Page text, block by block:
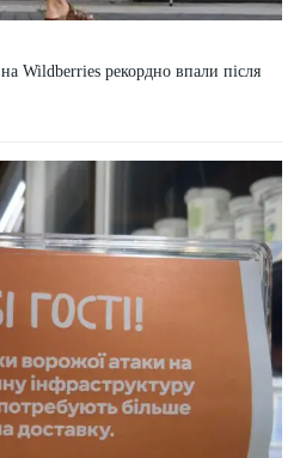
Wildberries рекордно впали після